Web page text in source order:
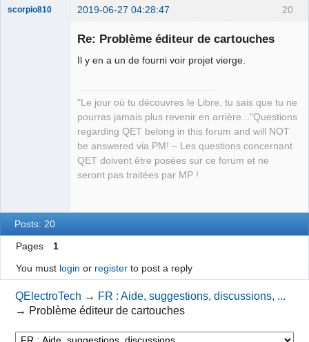
20
scorpio810 2019-06-27 04:28:47
Re: Problème éditeur de cartouches
Il y en a un de fourni voir projet vierge.
"Le jour où tu découvres le Libre, tu sais que tu ne
pourras jamais plus revenir en arrière..."Questions
regarding QET belong in this forum and will NOT
be answered via PM! – Les questions concernant
QET doivent être posées sur ce forum et ne
seront pas traitées par MP !
Posts: 20
Pages
1
You must login or registerto post a reply
QElectroTech → FR : Aide, suggestions, discussions, ...
→ Problème éditeur de cartouches